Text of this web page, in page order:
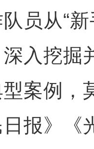
员从“新
入挖掘
案例，
报》《